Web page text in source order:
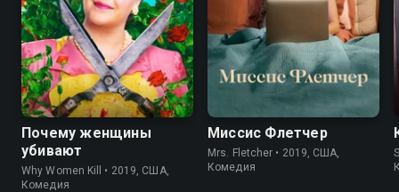
8.3 8.3
Почему женщины
убивают
Why Women Kill • 2019, США,
Комедия
6.5 7.1
Миссис Флетчер
Mrs. Fletcher • 2019, США,
Комедия